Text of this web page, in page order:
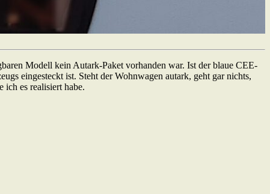
Modell kein Autark-Paket vorhanden war. Ist der blaue CEE-
eingesteckt ist. Steht der Wohnwagen autark, geht gar nichts,
ich es realisiert habe.